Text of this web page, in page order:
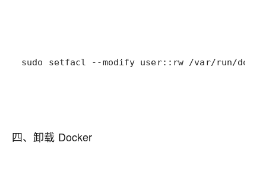
sudo setfacl --modify user::rw /var/run/
四、卸载 Docker